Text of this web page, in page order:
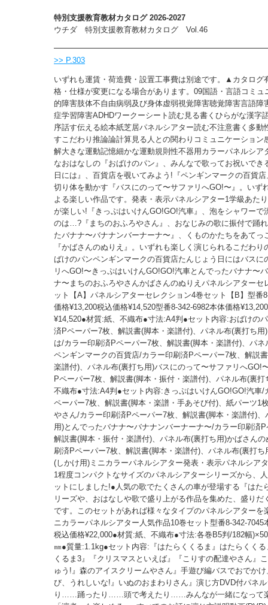
特別支援教育教材カタログ 2026-2027
ウチダ 特別支援教育教材カタログ Vol.46
>> P.303
いずれも運賃・荷造費・設置工事費は別途です。▲カタログ
格・仕様が変更になる場合があります。09国語・言語コミュ
的障害肢体不自由病弱及び身体虚弱視覚障害聴覚障害言語障
症学習障害ADHDワークーシート読む見る書くひらがな漢字
序話す伝える絵本紙芝居パネルシアター読む不注意書く多動
すこだわり推論論計算見る人との関わりコミュニケーション
解大きな運動記憶細かな運動規則性不器用カラーパネルシア
なおはなしの『おばけのパン』、みんなで歌ってお祝いでき
日には』、百貨店を覗いてみよう!『ペンギンマークの百貨
切り体を動かす『バスにのって〜サファリへGO!〜』。いず
よる楽しい作品です。発表・表示パネルシアター1学級あた
が楽しい!『きっぷはいけんGO!GO!汽車』、泡をシャワーで
のは…?『まちのおふろやさん』、おなじみの歌に振付で踊
たバナナ〜バナナンバーナーナ〜』、くものかたちをあてっ
『かばさんのぬりえ』。いずれも楽しく演じられるこだわり
ばけのパンペンギンマークの百貨店たんじょう日にはバスに
リへGO!〜きっぷはいけんGO!GO!汽車とんでったバナナ〜
ナ〜まちのおふろやさんかばさんのぬりえパネルシアターセ
ット【A】パネルシアターセレクション4巻セット【B】型番
価格¥13,200税込価格¥14,520型番8-342-6982本体価格
¥14,520●材質:紙、不織布●寸法:A4判●セット内容:おばけの
済Pペーパー7枚、解説書(脚本・楽譜付)、パネル布(裏打ち用
は/カラー印刷済Pペーパー7枚、解説書(脚本・楽譜付)、パネ
ペンギンマークの百貨店/カラー印刷済Pペーパー7枚、解説
楽譜付)、パネル布(裏打ち用)バスにのって〜サファリへGO!
Pペーパー7枚、解説書(脚本・振付・楽譜付)、パネル布(裏
不織布●寸法:A4判●セット内容:きっぷはいけんGO!GO!汽車/
ペーパー7枚、解説書(脚本・楽譜・手あそび付)、紙パーツ1
やさん/カラー印刷済Pペーパー7枚、解説書(脚本・楽譜付)、
用)とんでったバナナ〜バナナンバーナーナ〜/カラー印刷済
解説書(脚本・振付・楽譜付)、パネル布(裏打ち用)かばさん
刷済Pペーパー7枚、解説書(脚本・楽譜付)、パネル布(裏打ち
(しかけ用)ミニカラーパネルシアター発表・表示パネルシア
1程度コンパクトなサイズのパネルシアターシリーズから、
ットにしました!●人気の歌でたくさんの車が登場する『はた
リーズや、おはなしや歌で盛り上がる作品を集めた、盛りだ
です。このセットがあれば様々なタイプのパネルシアターを
ニカラーパネルシアター人気作品10巻セット型番8-342-7045
税込価格¥22,000●材質:紙、不織布●寸法:各巻B5判/182幅
㎜●質量:1.1kg●セット内容:『はたらくくるま』はたらくく
くるま3』『クリスマスといえば』『こりすの配達やさん』
ゅう!』森のアイスクリームやさん』手遊び編バスでおでか
び、うれしいな!』いぬのおまわりさん』演じ方DVD付パネ
り……踊ったり……頭で考えたり……みんなが一緒になって